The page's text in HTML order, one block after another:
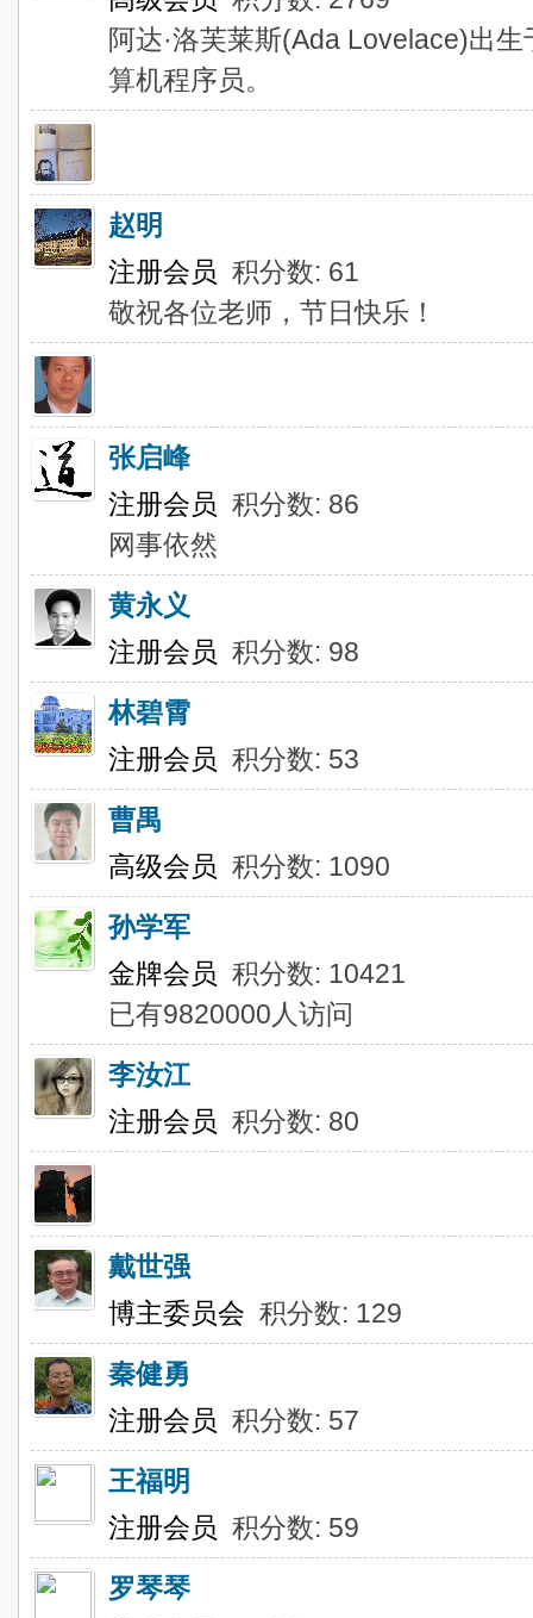
阿达·洛芙莱斯(Ada Lovelace)出
算机程序员。
赵明
注册会员 积分数: 61
敬祝各位老师，节日快乐！
张启峰
注册会员 积分数: 86
网事依然
黄永义
注册会员 积分数: 98
林碧霄
注册会员 积分数: 53
曹禺
高级会员 积分数: 1090
孙学军
金牌会员 积分数: 10421
已有9820000人访问
李汝江
注册会员 积分数: 80
戴世强
博主委员会 积分数: 129
秦健勇
注册会员 积分数: 57
王福明
注册会员 积分数: 59
罗琴琴